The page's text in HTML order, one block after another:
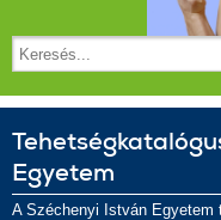
Egyetem
A Széchenyi István Egyetem